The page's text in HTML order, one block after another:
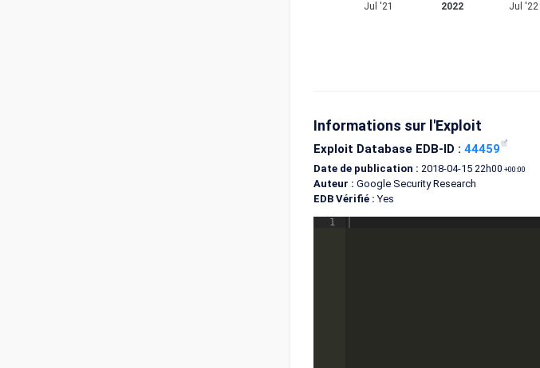
Jul '21 2022 Jul '22
Informations sur l'Exploit
Exploit Database EDB-ID : 44459
Date de publication : 2018-04-1522h00 +00:00
Auteur : Google Security Research
EDB Vérifié : Yes
1